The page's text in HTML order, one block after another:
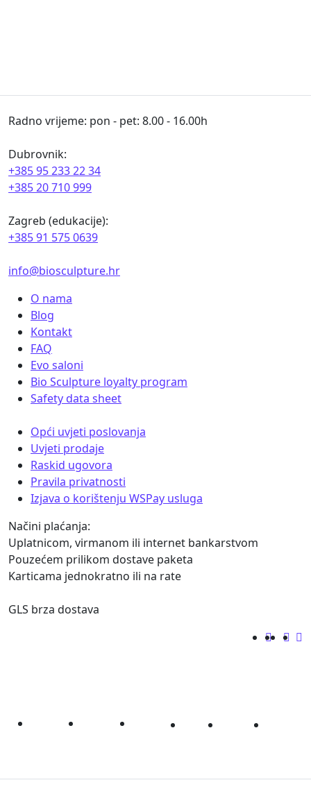
Radno vrijeme: pon - pet: 8.00 - 16.00h
Dubrovnik:
+385 95 233 22 34
+385 20 710 999
Zagreb (edukacije):
+385 91 575 0639
info@biosculpture.hr
O nama
Blog
Kontakt
FAQ
Evo saloni
Bio Sculpture loyalty program
Safety data sheet
Opći uvjeti poslovanja
Uvjeti prodaje
Raskid ugovora
Pravila privatnosti
Izjava o korištenju WSPay usluga
Načini plaćanja:
Uplatnicom, virmanom ili internet bankarstvom
Pouzećem prilikom dostave paketa
Karticama jednokratno ili na rate
GLS brza dostava